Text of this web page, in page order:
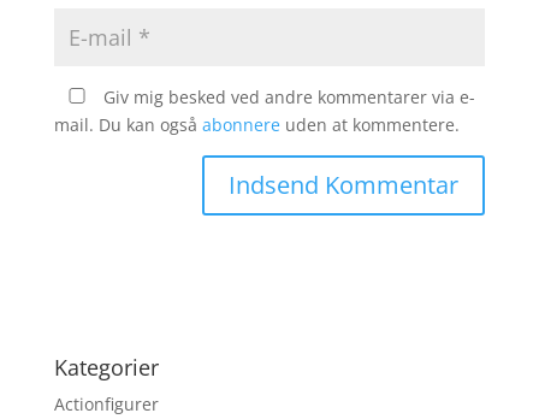
Giv mig besked ved andre kommentarer via e-
mail. Du kan også abonnereuden at kommentere.
Kategorier
Actionfigurer